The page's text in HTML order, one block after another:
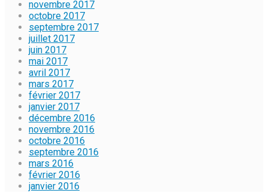
novembre 2017
octobre 2017
septembre 2017
juillet 2017
juin 2017
mai 2017
avril 2017
mars 2017
février 2017
janvier 2017
décembre 2016
novembre 2016
octobre 2016
septembre 2016
mars 2016
février 2016
janvier 2016